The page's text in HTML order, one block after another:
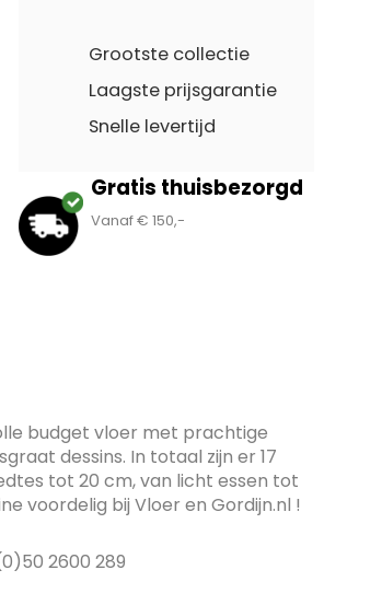
Grootste collectie
Laagste prijsgarantie
Snelle levertijd
Gratis thuisbezorgd
Vanaf € 150,-
budget vloer met prachtige
dessins. In totaal zijn er 17
tot 20 cm, van licht essen tot
voordelig bij Vloer en Gordijn.nl !
2600 289